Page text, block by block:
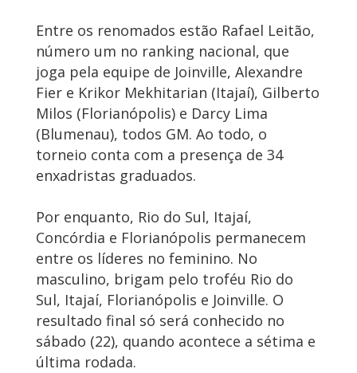
Entre os renomados estão Rafael Leitão,
número um no ranking nacional, que
joga pela equipe de Joinville, Alexandre
Fier e Krikor Mekhitarian (Itajaí), Gilberto
Milos (Florianópolis) e Darcy Lima
(Blumenau), todos GM. Ao todo, o
torneio conta com a presença de 34
enxadristas graduados.
Por enquanto, Rio do Sul, Itajaí,
Concórdia e Florianópolis permanecem
entre os líderes no feminino. No
masculino, brigam pelo troféu Rio do
Sul, Itajaí, Florianópolis e Joinville. O
resultado final só será conhecido no
sábado (22), quando acontece a sétima e
última rodada.